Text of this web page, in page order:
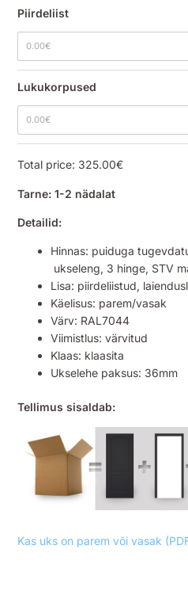
Piirdeliist
0.00€
Lukukorpused
0.00€
Total price: 325.00€
Tarne: 1-2 nädalat
Detailid:
Hinnas: puiduga
ukseleng, 3 hinge, STV
Lisa: piirdeliistud,
Käelisus: parem/vasak
Värv: RAL7044
Viimistlus: värvitud
Klaas: klaasita
Ukselehe paksus: 36mm
Tellimus sisaldab:
Kas uks on parem või vasak